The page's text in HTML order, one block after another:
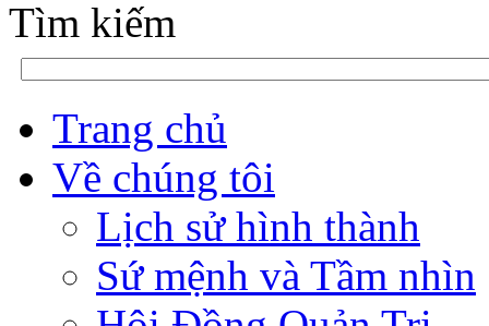
Tìm kiếm
Trang chủ
Về chúng tôi
Lịch sử hình thành
Sứ mệnh và Tầm nhìn